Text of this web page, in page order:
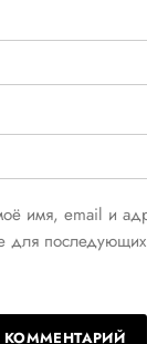
имя, email и
для